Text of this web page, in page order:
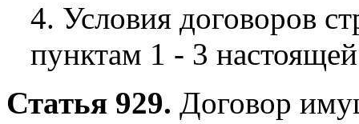
4. Условия договоров
пунктам 1 - 3
Статья 929. Договор